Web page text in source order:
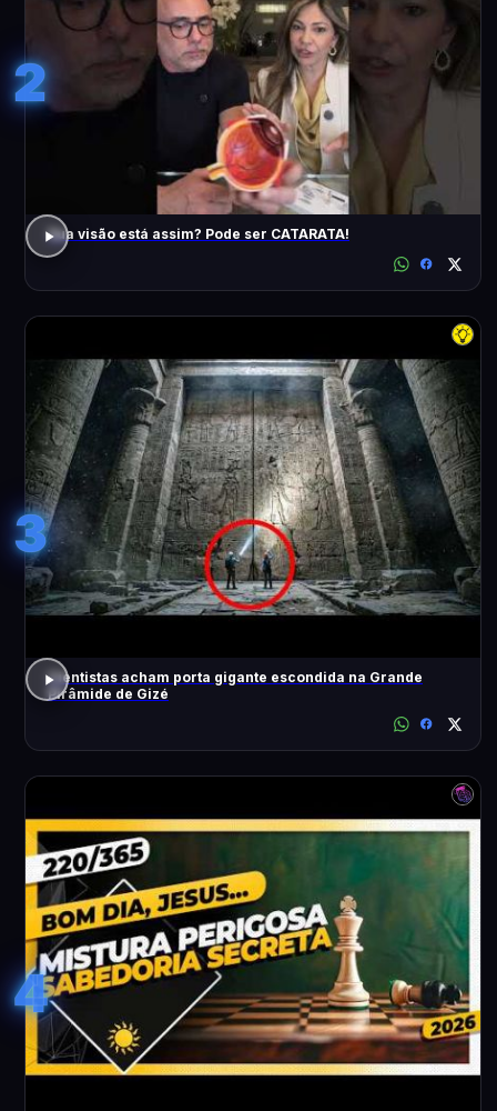
2
Sua visão está assim? Pode ser CATARATA!
3
Cientistas acham porta gigante escondida na Grande
Pirâmide de Gizé
4